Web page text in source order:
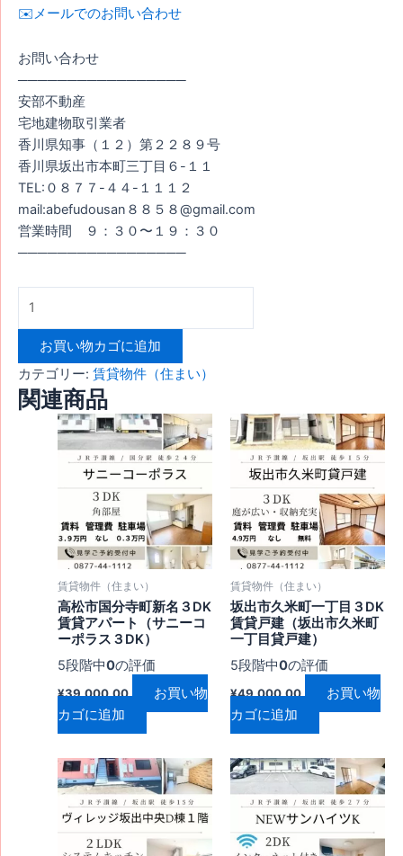
✉️メールでのお問い合わせ
お問い合わせ
─────────────────
安部不動産
宅地建物取引業者
香川県知事（１２）第２２８９号
香川県坂出市本町三丁目６-１１
TEL:０８７７-４４-１１１２
mail:abefudousan８８５８@gmail.com
営業時間 ９：３０〜１９：３０
─────────────────
お買い物カゴに追加
カテゴリー: 賃貸物件（住まい）
関連商品
賃貸物件（住まい）
高松市国分寺町新名３DK
賃貸アパート（サニーコ
ーポラス３DK）
5段階中0の評価
¥39,000.00
お買い物
カゴに追加
賃貸物件（住まい）
坂出市久米町一丁目３DK
賃貸戸建（坂出市久米町
一丁目貸戸建）
5段階中0の評価
¥49,000.00
お買い物
カゴに追加